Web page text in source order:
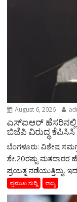
August 6, 2026
ಎಸ್‌ಐಆರ್‌ ಹೆಸರಿನಲ್ಲಿ
ಬಿಜೆಪಿ ವಿರುದ್ಧ
ಬೆಂಗಳೂರು: ವಿಶೇಷ
ಶೇ.20ರಷ್ಟು ಮತದಾರರ
ಪ್ರಯತ್ನ ನಡೆಯುತ್ತಿದ್ದು,
ಪ್ರಮುಖ ಸುದ್ದಿ ರಾಜ್ಯ